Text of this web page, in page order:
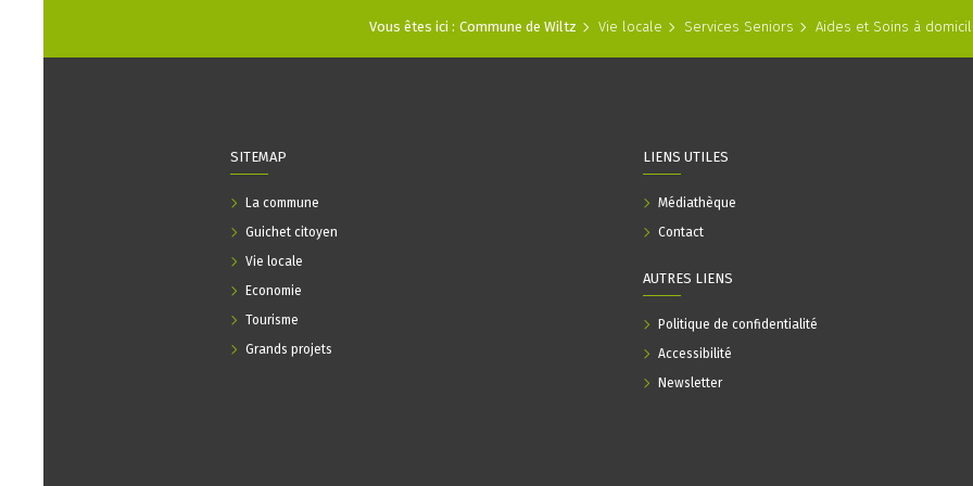
Vous êtes ici : Commune de Wiltz Vie locale Services Seniors Aides et Soins à
SITEMAP
La commune
Guichet citoyen
Vie locale
Economie
Tourisme
Grands projets
LIENS UTILES
Médiathèque
Contact
AUTRES LIENS
Politique de confidentialité
Accessibilité
Newsletter